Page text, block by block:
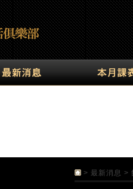
> 最新消息 >